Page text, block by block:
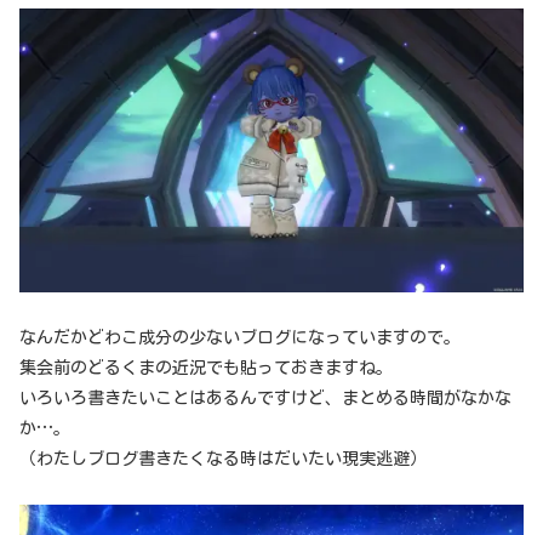
なんだかどわこ成分の少ないブログになっていますので。
集会前のどるくまの近況でも貼っておきますね。
いろいろ書きたいことはあるんですけど、まとめる時間がなかな
か…。
（わたしブログ書きたくなる時はだいたい現実逃避）